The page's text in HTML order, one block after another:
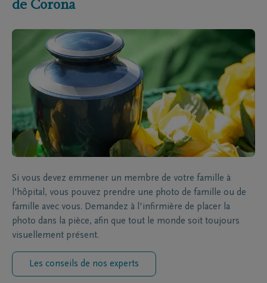
de Corona
Si vous devez emmener un membre de votre famille à
l'hôpital, vous pouvez prendre une photo de famille ou de
famille avec vous. Demandez à l'infirmière de placer la
photo dans la pièce, afin que tout le monde soit toujours
visuellement présent.
Les conseils de nos experts